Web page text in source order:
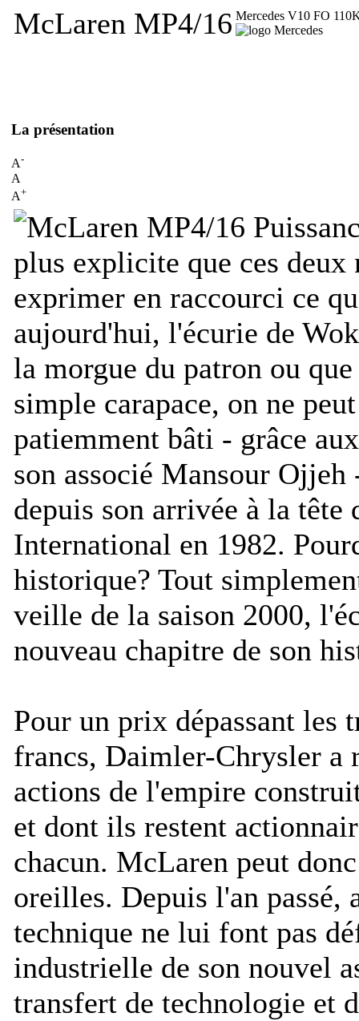
McLaren MP4/16 Mercedes V10 FO
La présentation
A-
A
A+
plus explicite que ces deux
exprimer en raccourci ce
aujourd'hui, l'écurie de
la morgue du patron ou
simple carapace, on ne
patiemment bâti - grâce
son associé Mansour
depuis son arrivée à la tête
International en 1982.
historique? Tout
veille de la saison 2000,
nouveau chapitre de son
Pour un prix dépassant les
francs, Daimler-Chrysler a
actions de l'empire
et dont ils restent
chacun. McLaren peut
oreilles. Depuis l'an passé,
technique ne lui font pas
industrielle de son nouvel
transfert de technologie et